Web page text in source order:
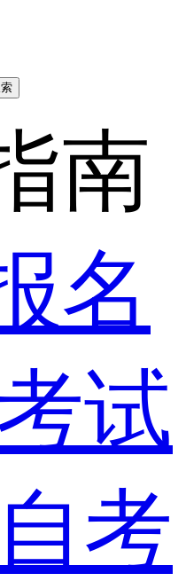
南
名
试
自考